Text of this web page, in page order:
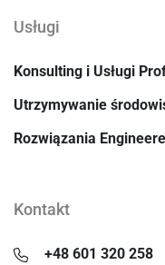
Usługi
Konsulting i Usługi
Utrzymywanie
Rozwiązania
Kontakt
+48 601 320 258